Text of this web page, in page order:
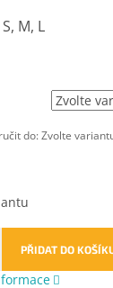
do:Zvolte
PŘIDAT DO
M, L